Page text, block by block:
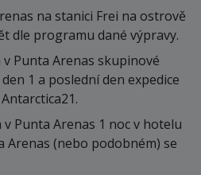
objednej
na stanici Frei na ostrově
dle programu dané výpravy.
Punta Arenas skupinové
1 a poslední den expedice
Punta Arenas 1 noc v hotelu
Arenas (nebo podobném) se